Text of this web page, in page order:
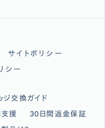
サイトポリシー
シー
ジ交換ガイド
援
30日間返金保証